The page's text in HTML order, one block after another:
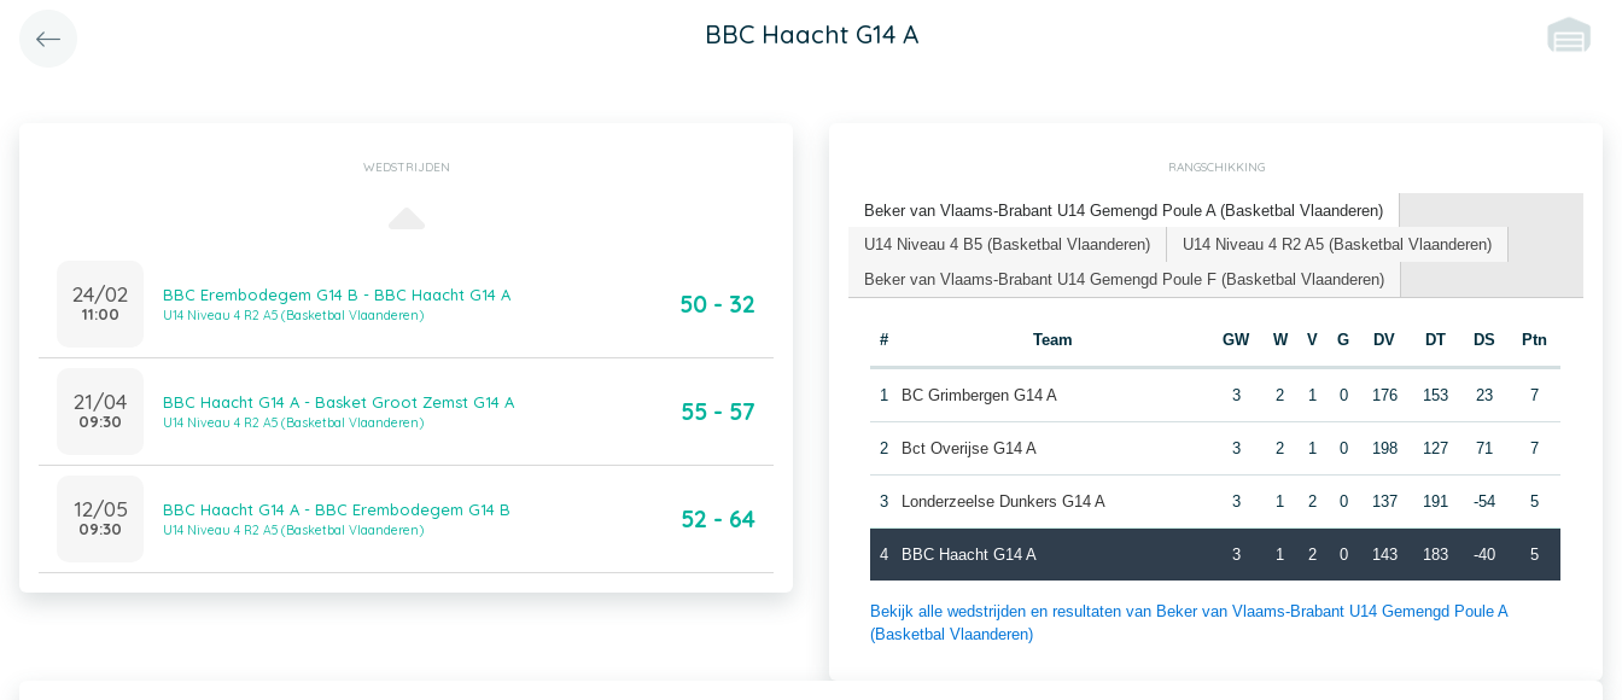
BBC Haacht G14 A
WEDSTRIJDEN
24/02
11:00
BBC Erembodegem G14 B - BBC Haacht G14 A
U14 Niveau 4 R2 A5 (Basketbal Vlaanderen) 50 - 32
21/04
09:30
BBC Haacht G14 A - Basket Groot Zemst G14 A
U14 Niveau 4 R2 A5 (Basketbal Vlaanderen) 55 - 57
12/05
09:30
BBC Haacht G14 A - BBC Erembodegem G14 B
U14 Niveau 4 R2 A5 (Basketbal Vlaanderen) 52 - 64
RANGSCHIKKING
Beker van Vlaams-Brabant U14 Gemengd Poule A (Basketbal Vlaanderen)
U14 Niveau 4 B5 (Basketbal Vlaanderen)
U14 Niveau 4 R2 A5 (Basketbal Vlaanderen)
Beker van Vlaams-Brabant U14 Gemengd Poule F (Basketbal Vlaanderen)
# Team GW W V G DV DT DS Ptn
1 BC Grimbergen G14 A 3 2 1 0 176 153 23 7
2 Bct Overijse G14 A 3 2 1 0 198 127 71 7
3 Londerzeelse Dunkers G14 A 3 1 2 0 137 191 -54 5
4 BBC Haacht G14 A 3 1 2 0 143 183 -40 5
Bekijk alle wedstrijden en resultaten van Beker van Vlaams-Brabant U14 Gemengd Poule A
(Basketbal Vlaanderen)